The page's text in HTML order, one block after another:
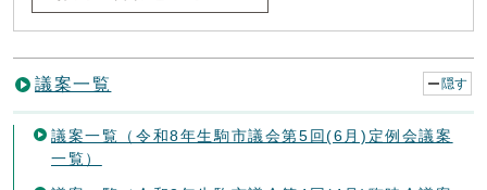
議案一覧 隠す
議案一覧（令和8年生駒市議会第5回(6月)定例会議案
一覧）